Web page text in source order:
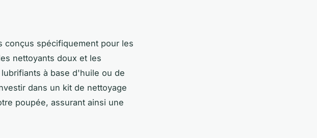
conçus spécifiquement pour les
nettoyants doux et les
à base d'huile ou de
dans un kit de nettoyage
poupée, assurant ainsi une